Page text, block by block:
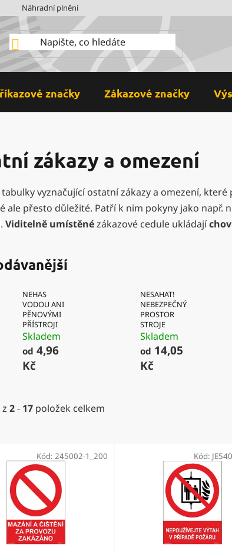
Náhradní plnění
značky Zákazové značky
zákazy a omezení
tabulky vyznačující ostatní zákazy a omezení, které
ale přesto důležité. Patří k nim pokyny jako např.
Viditelně umístěnézákazové cedule ukládají
NEHAS
VODOU ANI
PĚNOVÝMI
PŘÍSTROJI
Skladem
od 4,96
Kč
NESAHAT!
NEBEZPEČNÝ
PROSTOR
STROJE
Skladem
od 14,05
Kč
z 2- 17 položek celkem
Kód: 245002-1_200 Kód: